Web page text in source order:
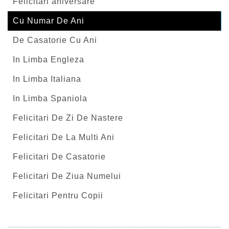
Cu Numar De Ani
De Casatorie Cu Ani
In Limba Engleza
In Limba Italiana
In Limba Spaniola
Felicitari De Zi De Nastere
Felicitari De La Multi Ani
Felicitari De Casatorie
Felicitari De Ziua Numelui
Felicitari Pentru Copii